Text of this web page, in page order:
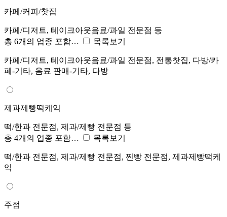
카페/커피/찻집
카페/디저트, 테이크아웃음료/과일 전문점 등
총 6개의 업종 포함…
목록보기
카페/디저트, 테이크아웃음료/과일 전문점, 전통찻집, 다방/카
페-기타, 음료 판매-기타, 다방
제과제빵떡케익
떡/한과 전문점, 제과/제빵 전문점 등
총 4개의 업종 포함…
목록보기
떡/한과 전문점, 제과/제빵 전문점, 찐빵 전문점, 제과제빵떡케
익
주점